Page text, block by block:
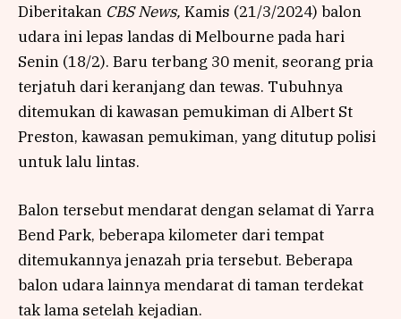
Diberitakan CBS News, Kamis (21/3/2024) balon
udara ini lepas landas di Melbourne pada hari
Senin (18/2). Baru terbang 30 menit, seorang pria
terjatuh dari keranjang dan tewas. Tubuhnya
ditemukan di kawasan pemukiman di Albert St
Preston, kawasan pemukiman, yang ditutup polisi
untuk lalu lintas.
Balon tersebut mendarat dengan selamat di Yarra
Bend Park, beberapa kilometer dari tempat
ditemukannya jenazah pria tersebut. Beberapa
balon udara lainnya mendarat di taman terdekat
tak lama setelah kejadian.